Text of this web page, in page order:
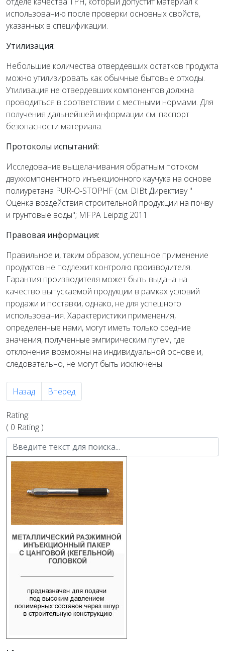
использованию после проверки основных свойств,
указанных в спецификации.
Утилизация:
Небольшие количества отвердевших остатков продукта
можно утилизировать как обычные бытовые отходы.
Утилизация не отвердевших компонентов должна
проводиться в соответствии с местными нормами. Для
получения дальнейшей информации см. паспорт
безопасности материала.
Протоколы испытаний:
Исследование выщелачивания обратным потоком
двухкомпонентного инъекционного каучука на основе
полиуретана PUR-O-STOPHF (см. DIBt Директиву "
Оценка воздействия строительной продукции на почву
и грунтовые воды"; MFPA Leipzig 2011
Правовая информация:
Правильное и, таким образом, успешное применение
продуктов не подлежит контролю производителя.
Гарантия производителя может быть выдана на
качество выпускаемой продукции в рамках условий
продажи и поставки, однако, не для успешного
использования. Характеристики применения,
определенные нами, могут иметь только средние
значения, полученные эмпирическим путем, где
отклонения возможны на индивидуальной основе и,
следовательно, не могут быть исключены.
Предыдущий: Sika Injection-101
Назад Следующий: PUR-O-STOP FS-L
Вперед
Rating:
( 0 Rating )